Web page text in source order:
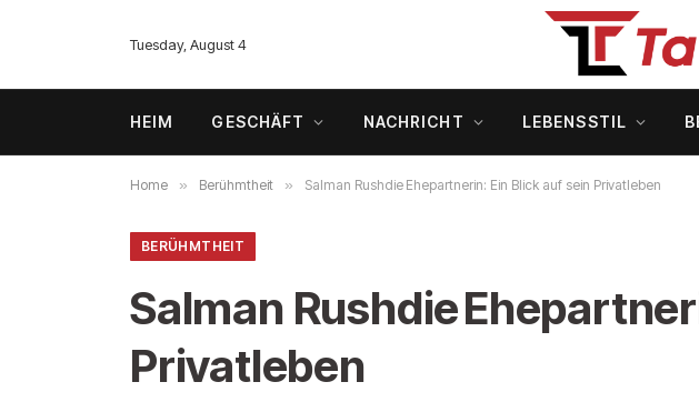
Tuesday, August 4
HEIM GESCHÄFT NACHRICHT LEBENSSTIL
Home » Berühmtheit » Salman Rushdie Ehepartnerin: Ein Blick auf sein Privatleben
BERÜHMTHEIT
Salman Rushdie
Privatleben